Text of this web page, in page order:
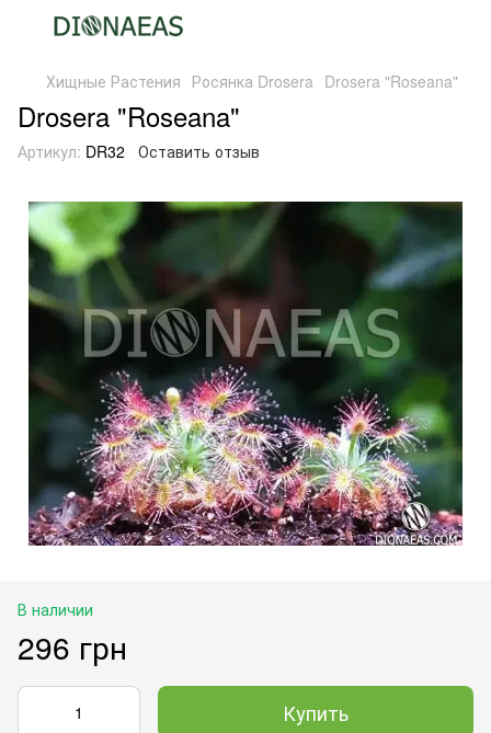
Хищные Растения Росянка Drosera Drosera "Roseana"
Drosera "Roseana"
Артикул: DR32 Оставить отзыв
В наличии
296 грн
Купить